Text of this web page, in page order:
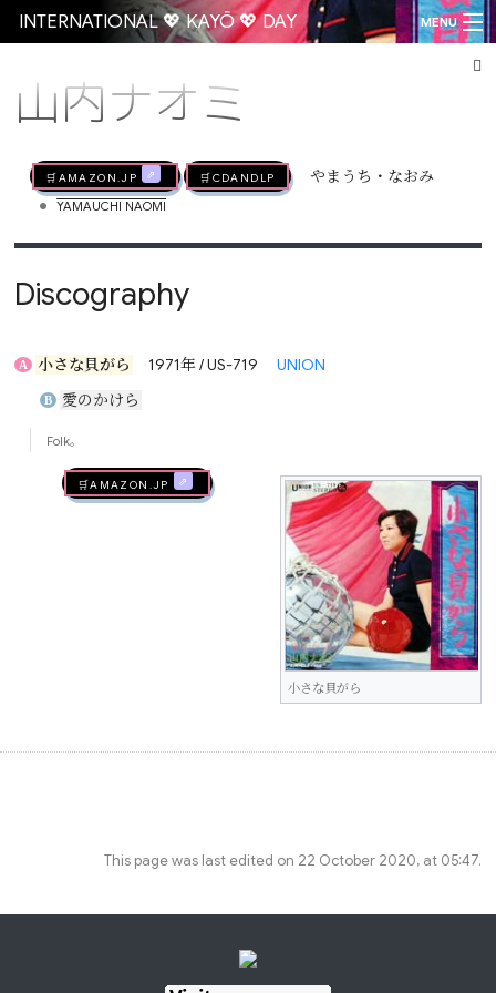
INTERNATIONAL 💖 KAYŌ 💖 DAY MENU
山内ナオミ
🛒AMAZON.jp 🛒CDandLP やまうち・なおみ
• YAMAUCHI NAOMI
Discography
A 小さな貝がら 1971年 / US-719 UNION
B 愛のかけら
Folk。
小さな貝がら
🛒AMAZON.jp
This page was last edited on 22 October 2020, at 05:47.